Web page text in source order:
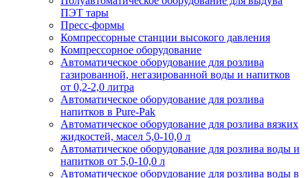
ПЭТ тары
Пресс-формы
Компрессорные станции высокого давления
Компрессорное оборудование
Автоматическое оборудование для розлива
газированной, негазированной воды и напитков
от 0,2-2,0 литра
Автоматическое оборудование для розлива
напитков в Pure-Pak
Автоматическое оборудование для розлива вязких
жидкостей, масел 5,0-10,0 л
Автоматическое оборудование для розлива воды и
напитков от 5,0-10,0 л
Автоматическое оборудование для розлива воды в